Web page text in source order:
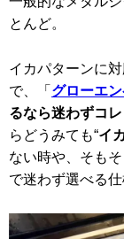
とんど。
イカパターンに
で、「 グローエ
るなら迷わずコレ
らどうみても“イ
ない時や、そも
で迷わず選べる